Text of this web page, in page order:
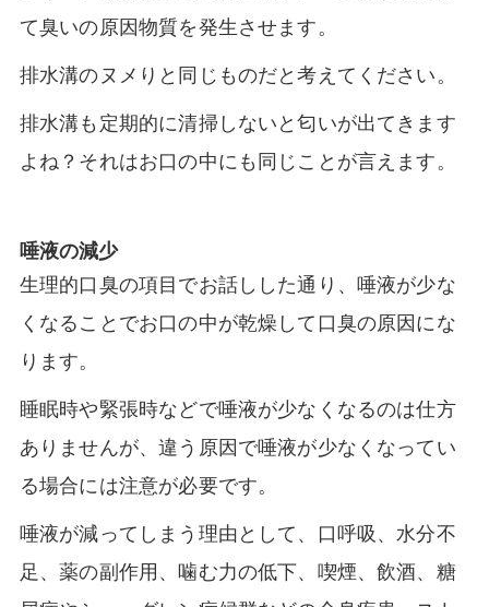
て臭いの原因物質を発生させます。
排水溝のヌメりと同じものだと考えてください。
排水溝も定期的に清掃しないと匂いが出てきます
よね？それはお口の中にも同じことが言えます。
唾液の減少
生理的口臭の項目でお話しした通り、唾液が少な
くなることでお口の中が乾燥して口臭の原因にな
ります。
睡眠時や緊張時などで唾液が少なくなるのは仕方
ありませんが、違う原因で唾液が少なくなってい
る場合には注意が必要です。
唾液が減ってしまう理由として、口呼吸、水分不
足、薬の副作用、噛む力の低下、喫煙、飲酒、糖